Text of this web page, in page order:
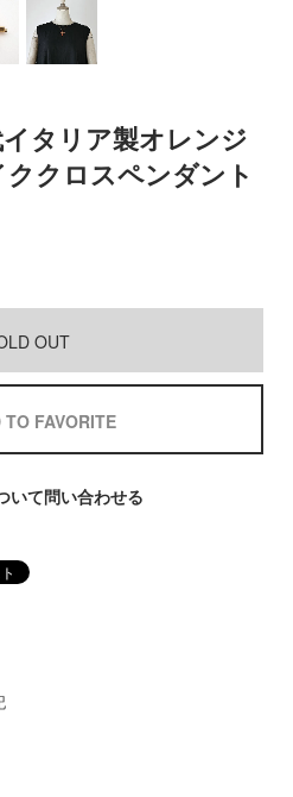
タリア製オレンジ
クロスペンダント
OUT
TO FAVORITE
いて問い合わせる